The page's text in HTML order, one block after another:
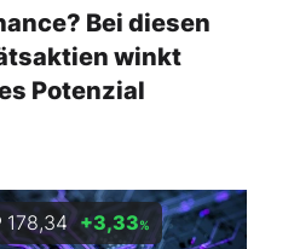
Bei diesen
winkt
Potenzial
178,34 +3,33%